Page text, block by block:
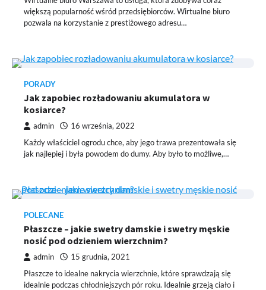
większą popularność wśród przedsiębiorców. Wirtualne biuro
pozwala na korzystanie z prestiżowego adresu…
PORADY
Jak zapobiec rozładowaniu akumulatora w
kosiarce?
admin 16 września, 2022
Każdy właściciel ogrodu chce, aby jego trawa prezentowała się
jak najlepiej i była powodem do dumy. Aby było to możliwe,…
POLECANE
Płaszcze – jakie swetry damskie i swetry męskie
nosić pod odzieniem wierzchnim?
admin 15 grudnia, 2021
Płaszcze to idealne nakrycia wierzchnie, które sprawdzają się
idealnie podczas chłodniejszych pór roku. Idealnie grzeją ciało i